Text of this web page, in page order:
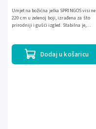
Dodaj u košaricu
Umjetna božićna jelka SPRINGOS visine
220 cm u zelenoj boji, izrađena za što
prirodniji i gušći izgled. Stabilna je,